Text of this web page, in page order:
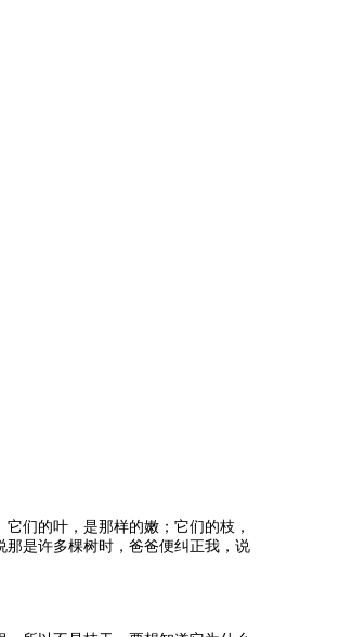
们的叶，是那样的嫩；它们的枝，
是许多棵树时，爸爸便纠正我，说